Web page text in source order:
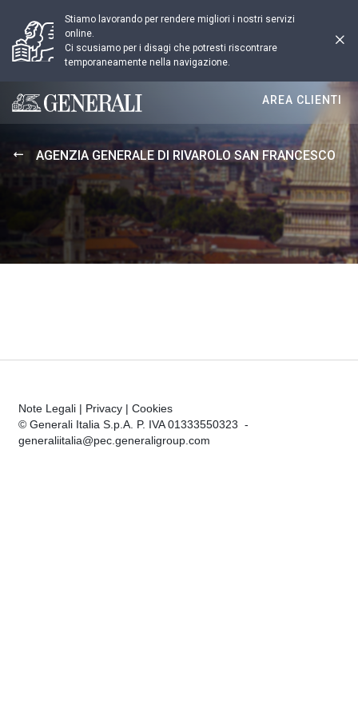
Stiamo lavorando per rendere migliori i nostri servizi
online.
Ci scusiamo per i disagi che potresti riscontrare
temporaneamente nella navigazione.
Generali logo
AREA CLIENTI
AGENZIA GENERALE DI RIVAROLO SAN FRANCESCO
Note Legali | Privacy | Cookies
© Generali Italia S.p.A. P. IVA 01333550323 -
generaliitalia@pec.generaligroup.com